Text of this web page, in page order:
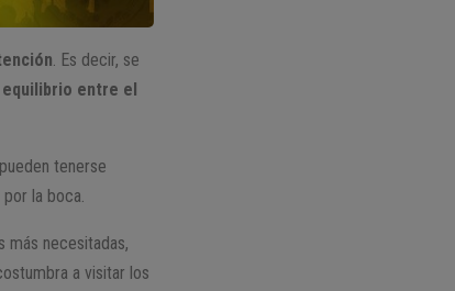
. Es decir, se
equilibrio entre el
tenerse
la boca.
más necesitadas,
a visitar los